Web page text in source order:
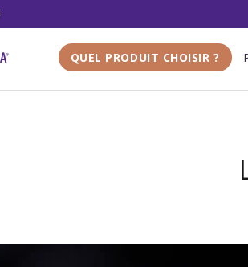
QUEL PRODUIT CHOISIR ?